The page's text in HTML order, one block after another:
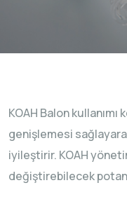
KOAH Balon
genişlemesi
iyileştirir. KOAH
değiştirebilecek